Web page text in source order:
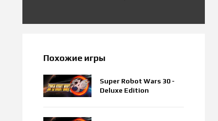
Похожие игры
Super Robot Wars 30 -
Deluxe Edition